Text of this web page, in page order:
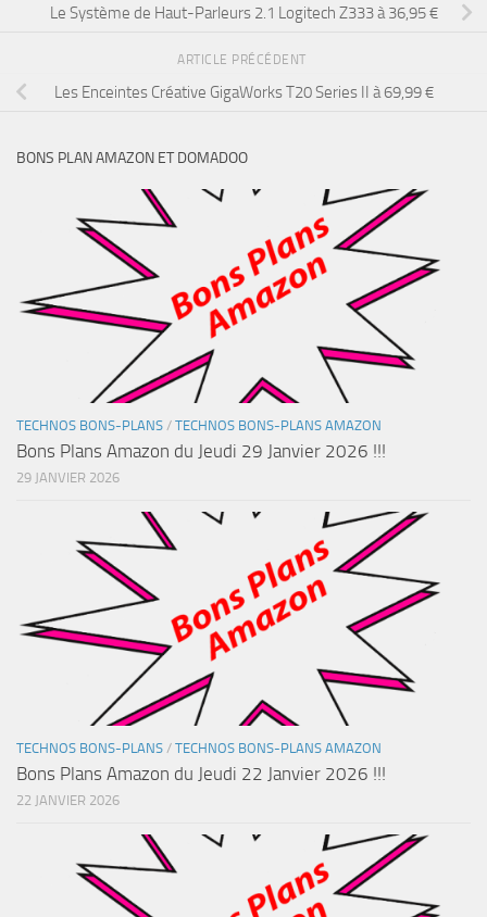
Le Système de Haut-Parleurs 2.1 Logitech Z333 à 36,95 €
ARTICLE PRÉCÉDENT
Les Enceintes Créative GigaWorks T20 Series II à 69,99 €
BONS PLAN AMAZON ET DOMADOO
TECHNOS BONS-PLANS / TECHNOS BONS-PLANS AMAZON
Bons Plans Amazon du Jeudi 29 Janvier 2026 !!!
29 JANVIER 2026
TECHNOS BONS-PLANS / TECHNOS BONS-PLANS AMAZON
Bons Plans Amazon du Jeudi 22 Janvier 2026 !!!
22 JANVIER 2026